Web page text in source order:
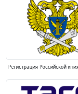
Регистрация Российской